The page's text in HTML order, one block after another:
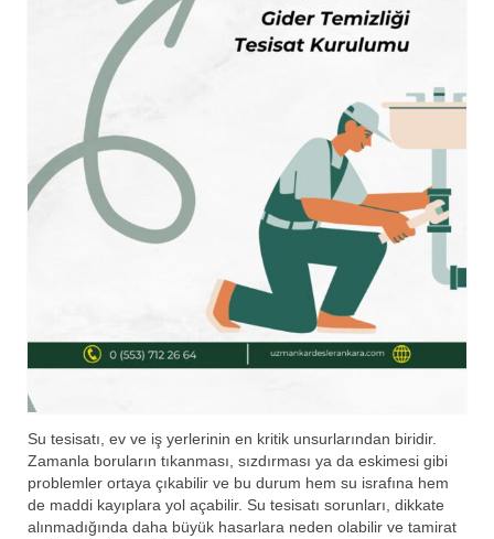
Su tesisatı, ev ve iş yerlerinin en kritik unsurlarından biridir.
Zamanla boruların tıkanması, sızdırması ya da eskimesi gibi
problemler ortaya çıkabilir ve bu durum hem su israfına hem
de maddi kayıplara yol açabilir. Su tesisatı sorunları, dikkate
alınmadığında daha büyük hasarlara neden olabilir ve tamirat